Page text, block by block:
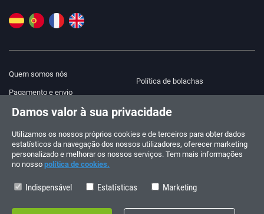
Quem somos nós
Pagamento e envio
Aviso legal
Política de privacidade
Política de bolachas
+34 910 600 459
Damos valor à sua privacidade
Utilizamos os nossos próprios cookies e de terceiros para obter dados
estatísticos da navegação dos nossos utilizadores, oferecer marketing
personalizado e melhorar os nossos serviços. Tem mais informações
no nosso política de cookies.
Indispensável Estatísticas Marketing